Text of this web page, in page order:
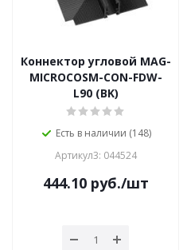
Коннектор угловой MAG-
MICROCOSM-CON-FDW-
L90 (BK)
Есть в наличии (148)
Артикул3: 044524
444.10руб./шт